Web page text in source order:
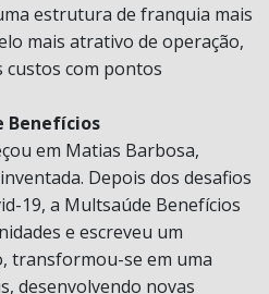
estrutura de franquia mais
mais atrativo de operação,
custos com pontos
Benefícios
em Matias Barbosa,
Depois dos desafios
19, a Multsaúde Benefícios
e escreveu um
transformou-se em uma
desenvolvendo novas